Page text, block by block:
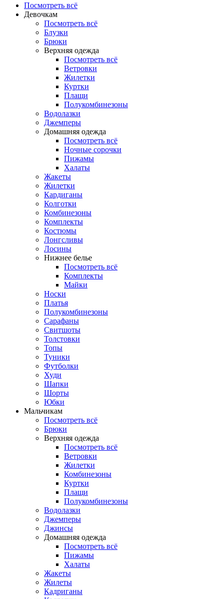
Посмотреть всё
Девочкам
Посмотреть всё
Блузки
Брюки
Верхняя одежда
Посмотреть всё
Ветровки
Жилетки
Куртки
Плащи
Полукомбинезоны
Водолазки
Джемперы
Домашняя одежда
Посмотреть всё
Ночные сорочки
Пижамы
Халаты
Жакеты
Жилетки
Кардиганы
Колготки
Комбинезоны
Комплекты
Костюмы
Лонгсливы
Лосины
Нижнее белье
Посмотреть всё
Комплекты
Майки
Носки
Платья
Полукомбинезоны
Сарафаны
Свитшоты
Толстовки
Топы
Туники
Футболки
Худи
Шапки
Шорты
Юбки
Мальчикам
Посмотреть всё
Брюки
Верхняя одежда
Посмотреть всё
Ветровки
Жилетки
Комбинезоны
Куртки
Плащи
Полукомбинезоны
Водолазки
Джемперы
Джинсы
Домашняя одежда
Посмотреть всё
Пижамы
Халаты
Жакеты
Жилеты
Кадриганы